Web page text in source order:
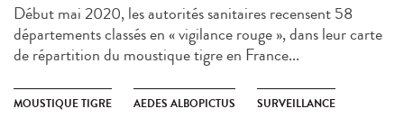
Début mai 2020, les autorités sanitaires recensent 58
départements classés en « vigilance rouge », dans leur carte
de répartition du moustique tigre en France...
MOUSTIQUE TIGRE AEDES ALBOPICTUS SURVEILLANCE